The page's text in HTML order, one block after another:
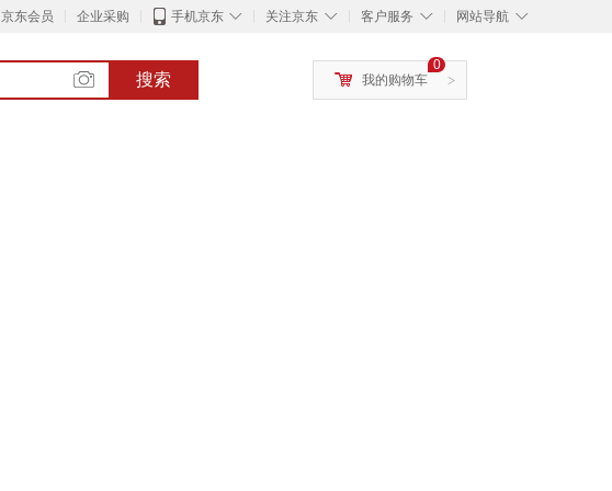
京东会员 企业采购 ◇
手机京东 ◇
关注京东 ◇
客户服务 ◇
网站导航
搜索 >
0
我的购物车